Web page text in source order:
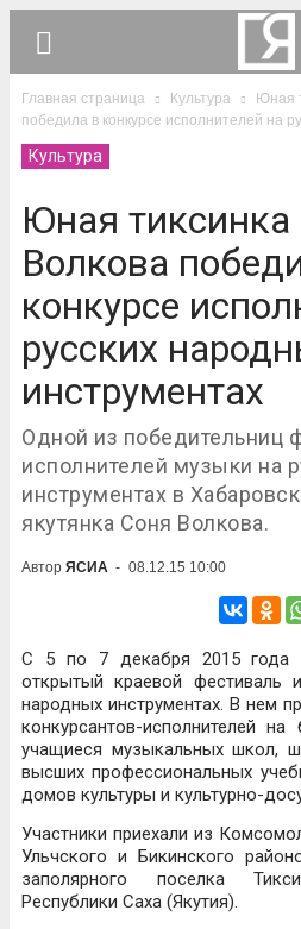
Главная страница Культура
Юная
победила в конкурсе исполнителей на
Культура
Юная тиксинка
Волкова
конкурсе
русских
инструментах
Одной из победительниц
исполнителей музыки на
инструментах в
якутянка Соня Волкова.
Автор ЯСИА - 08.12.15 10:00
С 5 по 7 декабря 2015 года
открытый краевой фестиваль
народных инструментах. В нем
конкурсантов-исполнителей
учащиеся музыкальных школ,
высших профессиональных
домов культуры и культурно-
Участники приехали из
Ульчского и Бикинского
заполярного поселка
Республики Саха (Якутия).